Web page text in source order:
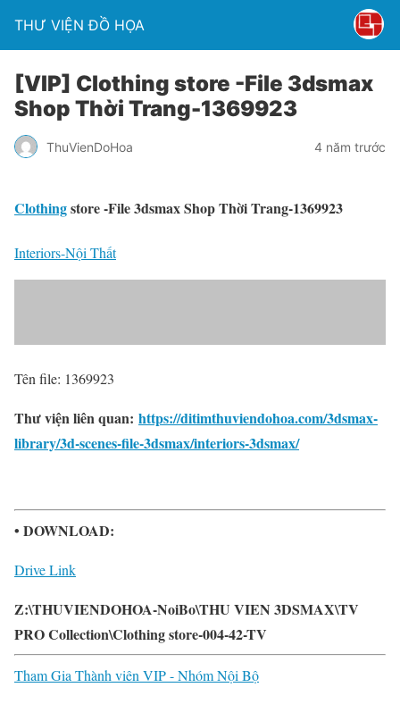
THƯ VIỆN ĐỒ HỌA
[VIP] Clothing store -File 3dsmax
Shop Thời Trang-1369923
ThuVienDoHoa 4 năm trước
Clothingstore -File 3dsmax Shop Thời Trang-1369923
Interiors-Nội Thất
Tên file: 1369923
Thư viện liên quan: https://ditimthuviendohoa.com/3dsmax-
library/3d-scenes-file-3dsmax/interiors-3dsmax/
• DOWNLOAD:
Drive Link
Z:\THUVIENDOHOA-NoiBo\THU VIEN 3DSMAX\TV
PRO Collection\Clothing store-004-42-TV
Tham Gia Thành viên VIP - Nhóm Nội Bộ